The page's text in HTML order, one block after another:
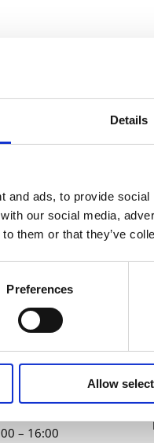
Details
and ads, to provide
our social media,
them or that they’ve
Preferences
Allow
21
– 16:00